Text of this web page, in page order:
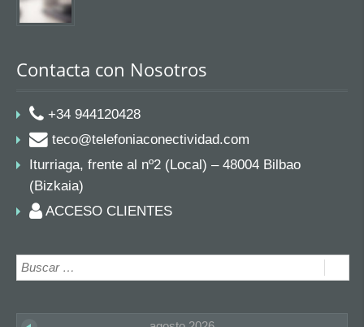
Contacta con Nosotros
+34 944120428
teco@telefoniaconectividad.com
Iturriaga, frente al nº2 (Local) – 48004 Bilbao
(Bizkaia)
ACCESO CLIENTES